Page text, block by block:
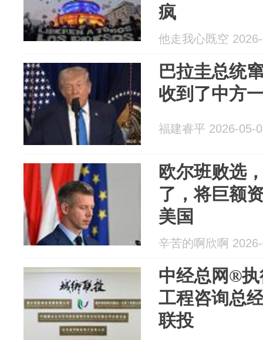
疯
他走我心既空
巴拉圭总统
收到了中方
福建睿平 2026-05-
欧尔班败选
了，将巨额
美国
辛苦的啊欣啊
中经总网®
工程咨询总
联投